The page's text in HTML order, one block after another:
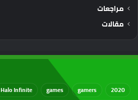
مراجعات
مقالات
2020
gamers
games
Halo Infinite